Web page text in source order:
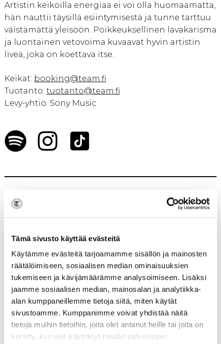
Tämä sivusto käyttää evästeitä
Käytämme evästeitä tarjoamamme sisällön ja mainosten
räätälöimiseen, sosiaalisen median ominaisuuksien
tukemiseen ja kävijämäärämme analysoimiseen. Lisäksi
jaamme sosiaalisen median, mainosalan ja analytiikka-
alan kumppaneillemme tietoja siitä, miten käytät
sivustoamme. Kumppanimme voivat yhdistää näitä
tietoja muihin tietoihin, joita olet antanut heille tai joita on
kerätty, kun olet käyttänyt heidän palvelujaan.
Artistin keikoilla energiaa ei voi olla huomaamatta,
hän nauttii täysillä esiintymisestä ja tunne tarttuu
väistämättä yleisöön. Poikkeuksellinen lavakarisma
ja luontainen vetovoima kuvaavat hyvin artistin
liveä, joka on koettava itse.
Keikat: booking@team.fi
Tuotanto: tuotanto@team.fi
Levy-yhtiö: Sony Music
KEIKAT
21.08.2026
Revolution, Jyväskylä
LIPPUJA
OVELTA
01.10. - 02.10.2026
Lost In Music, Tampere
LIPUT